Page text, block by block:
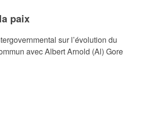
paix
sur l’évolution du
avec Albert Arnold (Al) Gore